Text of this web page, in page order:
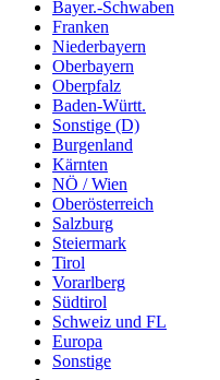
Bayer.-Schwaben
Franken
Niederbayern
Oberbayern
Oberpfalz
Baden-Württ.
Sonstige (D)
Burgenland
Kärnten
NÖ / Wien
Oberösterreich
Salzburg
Steiermark
Tirol
Vorarlberg
Südtirol
Schweiz und FL
Europa
Sonstige